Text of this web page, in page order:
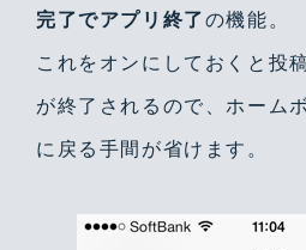
完了でアプリ終了の機能。
これをオンにしておくと投
が終了されるので、ホーム
に戻る手間が省けます。